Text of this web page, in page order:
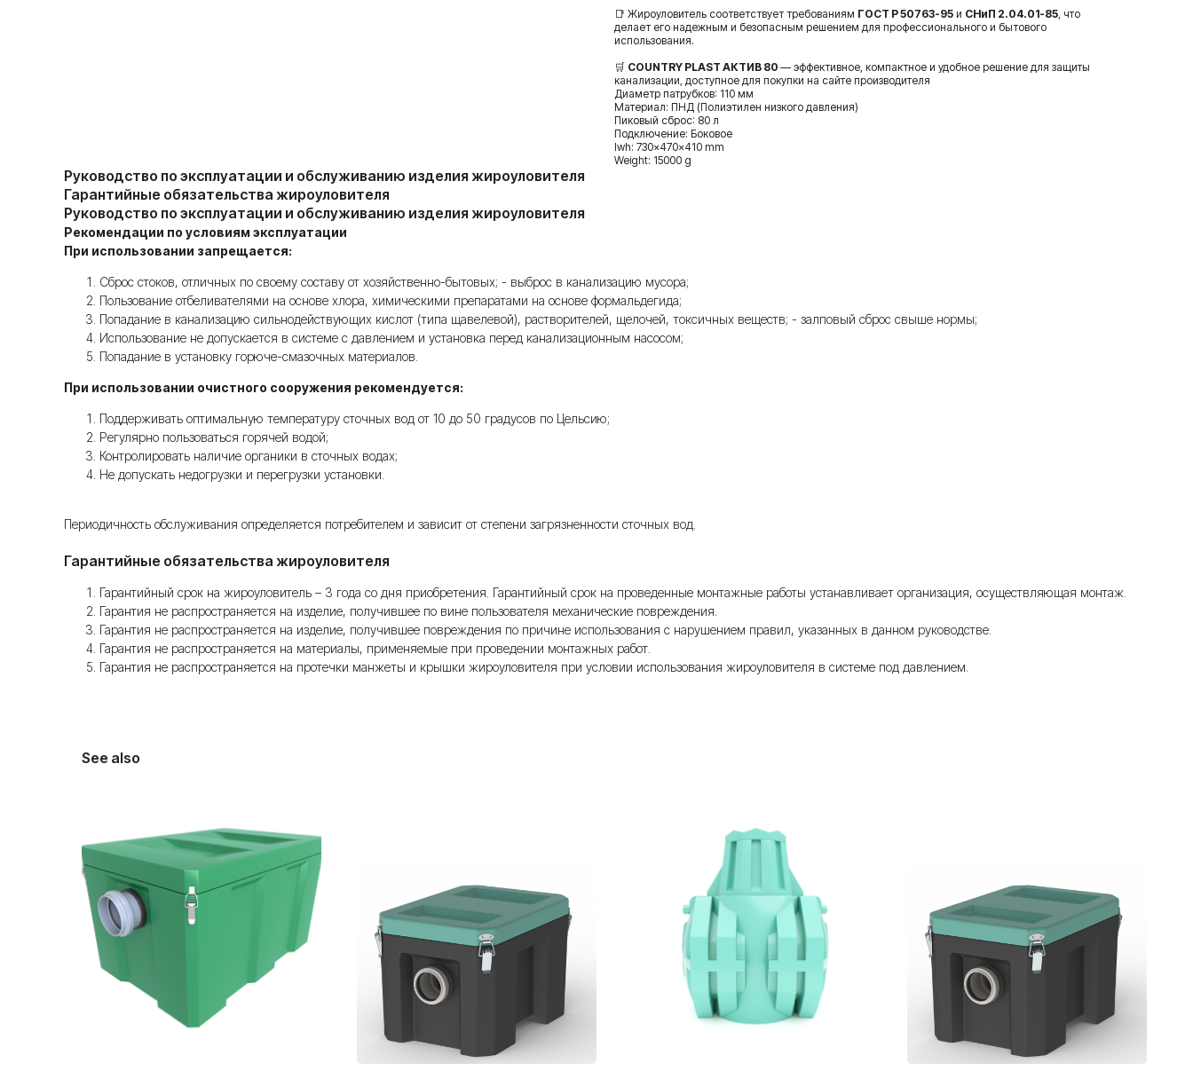
📑 Жироуловитель соответствует требованиям ГОСТ Р 50763-95 и СНиП 2.04.01-85, что
делает его надежным и безопасным решением для профессионального и бытового
использования.
🛒 COUNTRY PLAST АКТИВ 80 — эффективное, компактное и удобное решение для защиты
канализации, доступное для покупки на сайте производителя
Диаметр патрубков: 110 мм
Материал: ПНД (Полиэтилен низкого давления)
Пиковый сброс: 80 л
Подключение: Боковое
lwh: 730x470x410 mm
Weight: 15000 g
Руководство по эксплуатации и обслуживанию изделия жироуловителя
Гарантийные обязательства жироуловителя
Руководство по эксплуатации и обслуживанию изделия жироуловителя
Рекомендации по условиям эксплуатации
При использовании запрещается:
Сброс стоков, отличных по своему составу от хозяйственно-бытовых; - выброс в канализацию мусора;
Пользование отбеливателями на основе хлора, химическими препаратами на основе формальдегида;
Попадание в канализацию сильнодействующих кислот (типа щавелевой), растворителей, щелочей, токсичных веществ; - залповый сброс свыше нормы;
Использование не допускается в системе с давлением и установка перед канализационным насосом;
Попадание в установку горюче-смазочных материалов.
При использовании очистного сооружения рекомендуется:
Поддерживать оптимальную температуру сточных вод от 10 до 50 градусов по Цельсию;
Регулярно пользоваться горячей водой;
Контролировать наличие органики в сточных водах;
Не допускать недогрузки и перегрузки установки.
Периодичность обслуживания определяется потребителем и зависит от степени загрязненности сточных вод.
Гарантийные обязательства жироуловителя
Гарантийный срок на жироуловитель – 3 года со дня приобретения. Гарантийный срок на проведенные монтажные работы устанавливает организация, осуществляющая монтаж.
Гарантия не распространяется на изделие, получившее по вине пользователя механические повреждения.
Гарантия не распространяется на изделие, получившее повреждения по причине использования с нарушением правил, указанных в данном руководстве.
Гарантия не распространяется на материалы, применяемые при проведении монтажных работ.
Гарантия не распространяется на протечки манжеты и крышки жироуловителя при условии использования жироуловителя в системе под давлением.
See also